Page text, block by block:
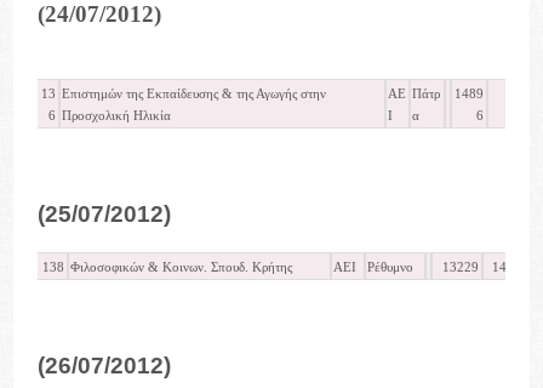
(24/07/2012)
13
6
Επιστημών της Εκπαίδευσης & της Αγωγής στην
Προσχολική Ηλικία
ΑΕ
Ι
Πάτρ
α
1489
6
(25/07/2012)
138 Φιλοσοφικών & Κοινων. Σπουδ. Κρήτης ΑΕΙ Ρέθυμνο 13229 14533
(26/07/2012)